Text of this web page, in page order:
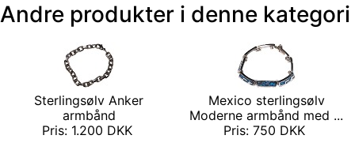
Andre produkter i denne kategori
Sterlingsølv Anker
armbånd
Pris: 1.200 DKK
Mexico sterlingsølv
Moderne armbånd med ...
Pris: 750 DKK